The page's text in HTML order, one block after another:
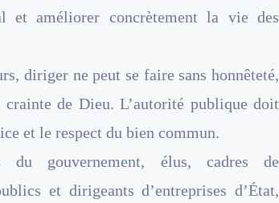
et améliorer concrètement la vie des
diriger ne peut se faire sans honnêteté,
crainte de Dieu. L’autorité publique doit
et le respect du bien commun.
du gouvernement, élus, cadres de
et dirigeants d’entreprises d’État,